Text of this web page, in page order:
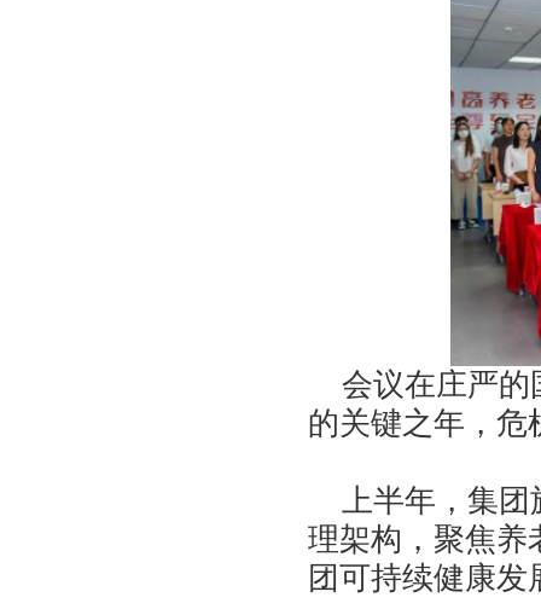
会议在庄严的
的关键之年，危
上半年，集团
理架构，聚焦养
团可持续健康发